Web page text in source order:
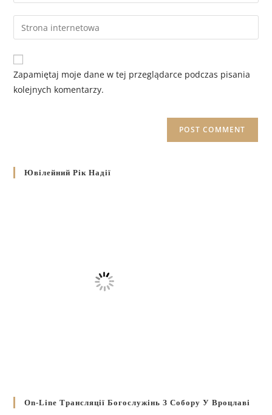
Zapamiętaj moje dane w tej przeglądarce podczas pisania
kolejnych komentarzy.
Ювілейний Рік Надії
On-Line Трансляції Богослужінь З Собору У Вроцлаві